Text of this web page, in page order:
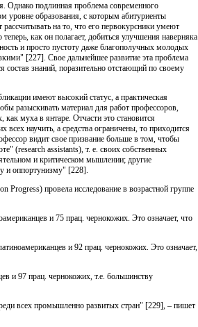
Однако подлинная проблема современного
уровне образования, с которым абитуриенты
на то, что его первокурсники умеют
как он полагает, добиться улучшения наверняка
и просто пустоту даже благополучных молодых
[227]. Свое дальнейшее развитие эта проблема
знаний, поразительно отстающий по своему
имеют высокий статус, а практическая
разыскивать материал для работ профессоров,
как муха в янтаре. Отчасти это становится
научить, а средства ограничены, то приходится
видит свое призвание больше в том, чтобы
(research assistants), т. е. своих собственных
и критическом мышлении; другие
и оппортунизму" [228].
провела исследование в возрастной группе
и 75 прац. чернокожих. Это означает, что
и 92 прац. чернокожих. Это означает,
и 97 прац. чернокожих, т.е. большинству
всех промышленно развитых стран" [229], – пишет